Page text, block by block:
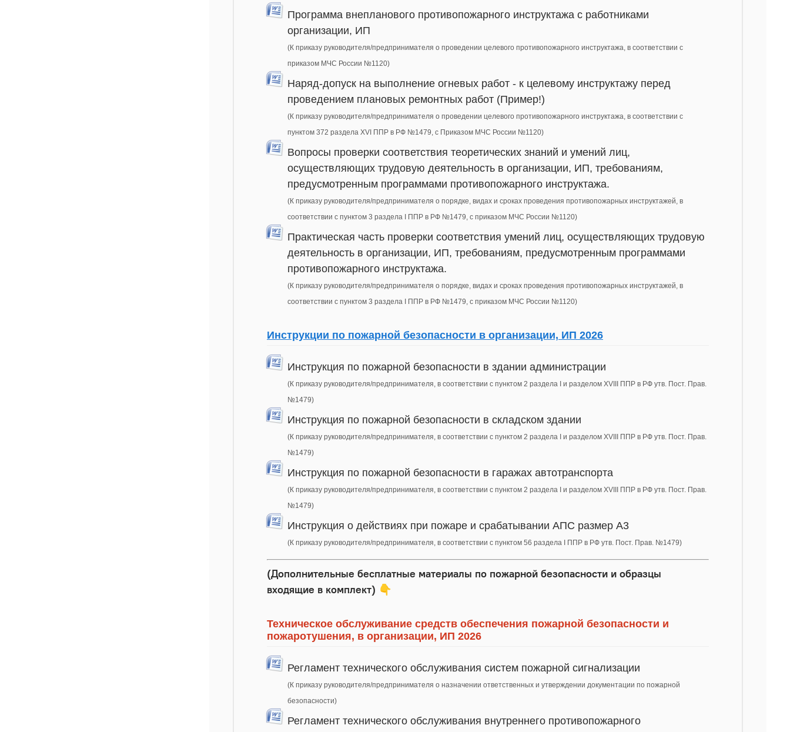
Программа внепланового противопожарного инструктажа с работниками
организации, ИП
(К приказу руководителя/предпринимателя о проведении целевого противопожарного инструктажа, в соответствии с
приказом МЧС России №1120)
Наряд-допуск на выполнение огневых работ - к целевому инструктажу перед
проведением плановых ремонтных работ (Пример!)
(К приказу руководителя/предпринимателя о проведении целевого противопожарного инструктажа, в соответствии с
пунктом 372 раздела XVI ППР в РФ №1479, c Приказом МЧС России №1120)
Вопросы проверки соответствия теоретических знаний и умений лиц,
осуществляющих трудовую деятельность в организации, ИП, требованиям,
предусмотренным программами противопожарного инструктажа.
(К приказу руководителя/предпринимателя о порядке, видах и сроках проведения противопожарных инструктажей, в
соответствии с пунктом 3 раздела I ППР в РФ №1479, с приказом МЧС России №1120)
Практическая часть проверки соответствия умений лиц, осуществляющих трудовую
деятельность в организации, ИП, требованиям, предусмотренным программами
противопожарного инструктажа.
(К приказу руководителя/предпринимателя о порядке, видах и сроках проведения противопожарных инструктажей, в
соответствии с пунктом 3 раздела I ППР в РФ №1479, с приказом МЧС России №1120)
Инструкции по пожарной безопасности в организации, ИП 2026
Инструкция по пожарной безопасности в здании администрации
(К приказу руководителя/предпринимателя, в соответствии с пунктом 2 раздела I и разделом XVIII ППР в РФ утв. Пост. Прав.
№1479)
Инструкция по пожарной безопасности в складском здании
(К приказу руководителя/предпринимателя, в соответствии с пунктом 2 раздела I и разделом XVIII ППР в РФ утв. Пост. Прав.
№1479)
Инструкция по пожарной безопасности в гаражах автотранспорта
(К приказу руководителя/предпринимателя, в соответствии с пунктом 2 раздела I и разделом XVIII ППР в РФ утв. Пост. Прав.
№1479)
Инструкция о действиях при пожаре и срабатывании АПС размер А3
(К приказу руководителя/предпринимателя, в соответствии с пунктом 56 раздела I ППР в РФ утв. Пост. Прав. №1479)
(Дополнительные бесплатные материалы по пожарной безопасности и образцы
входящие в комплект) 👇
Техническое обслуживание средств обеспечения пожарной безопасности и
пожаротушения, в организации, ИП 2026
Регламент технического обслуживания систем пожарной сигнализации
(К приказу руководителя/предпринимателя о назначении ответственных и утверждении документации по пожарной
безопасности)
Регламент технического обслуживания внутреннего противопожарного